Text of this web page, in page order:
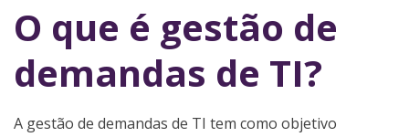
O que é gestão de
demandas de TI?
A gestão de demandas de TI tem como objetivo